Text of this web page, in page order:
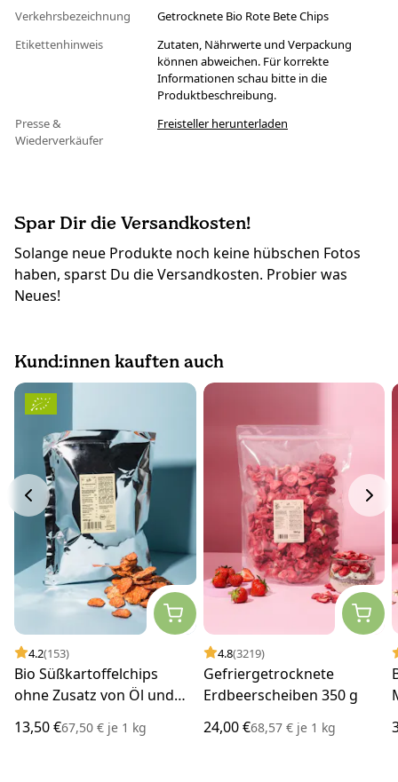
Verkehrsbezeichnung
Getrocknete Bio Rote Bete Chips
Etikettenhinweis
Zutaten, Nährwerte und Verpackung
können abweichen. Für korrekte
Informationen schau bitte in die
Produktbeschreibung.
Presse &
Wiederverkäufer
Freisteller herunterladen
Spar Dir die Versandkosten!
Solange neue Produkte noch keine hübschen Fotos
haben, sparst Du die Versandkosten. Probier was
Neues!
Kund:innen kauften auch
4.2(153)
Bio Süßkartoffelchips
ohne Zusatz von Öl und
13,50 €67,50 € je 1 kg
4.8(3219)
Gefriergetrocknete
Erdbeerscheiben 350 g
24,00 €68,57 € je1 kg